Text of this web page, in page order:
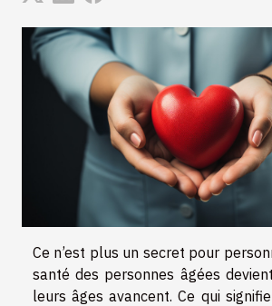
Ce n’est plus un secret pour
santé des personnes âgées
leurs âges avancent. Ce qui